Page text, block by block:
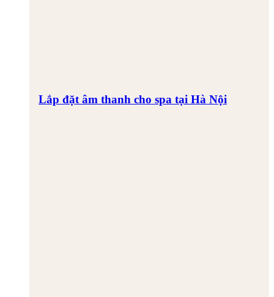
Lắp đặt âm thanh cho spa tại Hà Nội